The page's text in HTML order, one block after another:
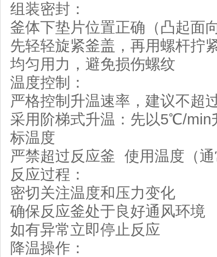
组装密封：
釜体下垫片位置正确（凸起面
先轻轻旋紧釜盖，再用螺杆拧
均匀用力，避免损伤螺纹
温度控制：
严格控制升温速率，建议不超
采用阶梯式升温：先以5℃/
标温度
严禁超过反应釜 使用温度（
反应过程：
密切关注温度和压力变化
确保反应釜处于良好通风环境
如有异常立即停止反应
降温操作：